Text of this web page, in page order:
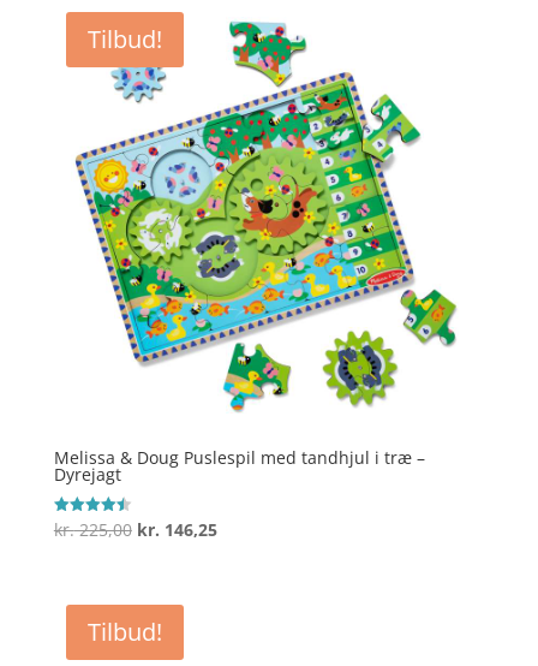
var:
kr. 199,00.
er:
kr. 129,35.
Tilbud!
Melissa & Doug Puslespil med tandhjul i træ –
Dyrejagt
Vurderet
4.5
kr.225,00 Den
var:
kr. 225,00.
kr. 146,25Den
Tilbud!